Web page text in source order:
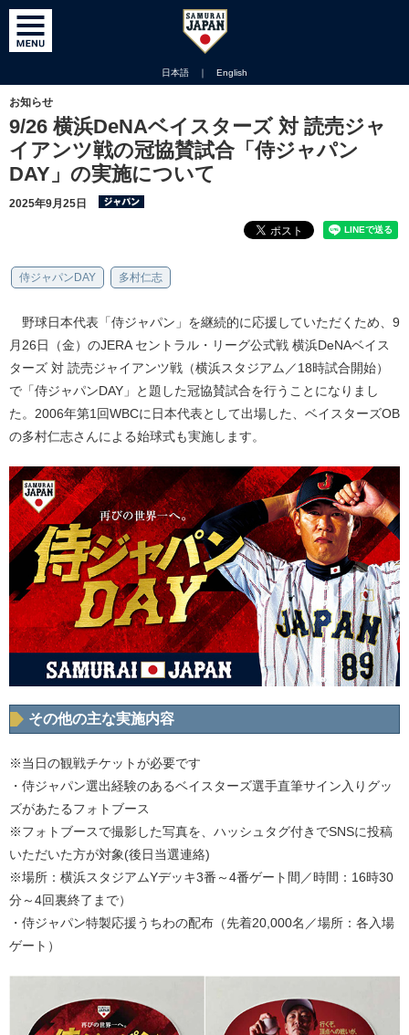
日本語 ｜ English
お知らせ
9/26 横浜DeNAベイスターズ 対 読売ジャ
イアンツ戦の冠協賛試合「侍ジャパン
DAY」の実施について
2025年9月25日
侍ジャパンDAY 多村仁志
野球日本代表「侍ジャパン」を継続的に応援していただくため、9
月26日（金）のJERA セントラル・リーグ公式戦 横浜DeNAベイス
ターズ 対 読売ジャイアンツ戦（横浜スタジアム／18時試合開始）
で「侍ジャパンDAY」と題した冠協賛試合を行うことになりまし
た。2006年第1回WBCに日本代表として出場した、ベイスターズOB
の多村仁志さんによる始球式も実施します。
その他の主な実施内容
※当日の観戦チケットが必要です
・侍ジャパン選出経験のあるベイスターズ選手直筆サイン入りグッ
ズがあたるフォトブース
※フォトブースで撮影した写真を、ハッシュタグ付きでSNSに投稿
いただいた方が対象(後日当選連絡)
※場所：横浜スタジアムYデッキ3番～4番ゲート間／時間：16時30
分～4回裏終了まで）
・侍ジャパン特製応援うちわの配布（先着20,000名／場所：各入場
ゲート）